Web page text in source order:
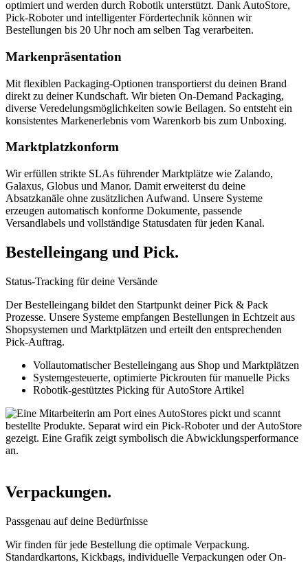
optimiert und werden durch Robotik unterstützt. Dank AutoStore,
Pick-Roboter und intelligenter Fördertechnik können wir
Bestellungen bis 20 Uhr noch am selben Tag verarbeiten.
Markenpräsentation
Mit flexiblen Packaging-Optionen transportierst du deinen Brand
direkt zu deiner Kundschaft. Wir bieten On-Demand Packaging,
diverse Veredelungsmöglichkeiten sowie Beilagen. So entsteht ein
konsistentes Markenerlebnis vom Warenkorb bis zum Unboxing.
Marktplatzkonform
Wir erfüllen strikte SLAs führender Marktplätze wie Zalando,
Galaxus, Globus und Manor. Damit erweiterst du deine
Absatzkanäle ohne zusätzlichen Aufwand. Unsere Systeme
erzeugen automatisch konforme Dokumente, passende
Versandlabels und vollständige Statusdaten für jeden Kanal.
Bestelleingang und Pick.
Status-Tracking für deine Versände
Der Bestelleingang bildet den Startpunkt deiner Pick & Pack
Prozesse. Unsere Systeme empfangen Bestellungen in Echtzeit aus
Shopsystemen und Marktplätzen und erteilt den entsprechenden
Pick-Auftrag.
Vollautomatischer Bestelleingang aus Shop und Marktplätzen
Systemgesteuerte, optimierte Pickrouten für manuelle Picks
Robotik-gestütztes Picking für AutoStore Artikel
Verpackungen.
Passgenau auf deine Bedürfnisse
Wir finden für jede Bestellung die optimale Verpackung.
Standardkartons, Kickbags, individuelle Verpackungen oder On-